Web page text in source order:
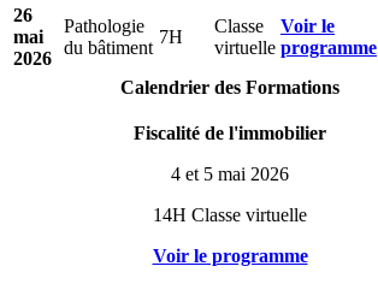
26
mai
2026
Pathologie
du bâtiment
7H
Classe
virtuelle
Voir le
programme
Calendrier des Formations
Fiscalité de l'immobilier
4 et 5 mai 2026
14H Classe virtuelle
Voir le programme